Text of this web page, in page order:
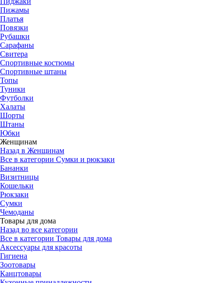
Пижамы
Платья
Повязки
Рубашки
Сарафаны
Свитера
Спортивные костюмы
Спортивные штаны
Топы
Туники
Футболки
Халаты
Шорты
Штаны
Юбки
Женщинам
Назад в Женщинам
Все в категории Сумки и рюкзаки
Бананки
Визитницы
Кошельки
Рюкзаки
Сумки
Чемоданы
Товары для дома
Назад во все категории
Все в категории Товары для дома
Аксессуары для красоты
Гигиена
Зоотовары
Канцтовары